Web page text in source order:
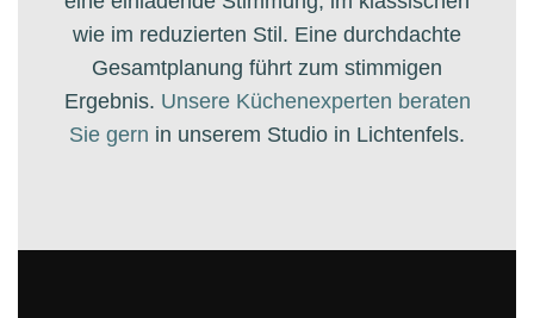
wie im reduzierten Stil. Eine durchdachte
Gesamtplanung führt zum stimmigen
Ergebnis. Unsere Küchenexperten beraten
Sie gern in unserem Studio in Lichtenfels.